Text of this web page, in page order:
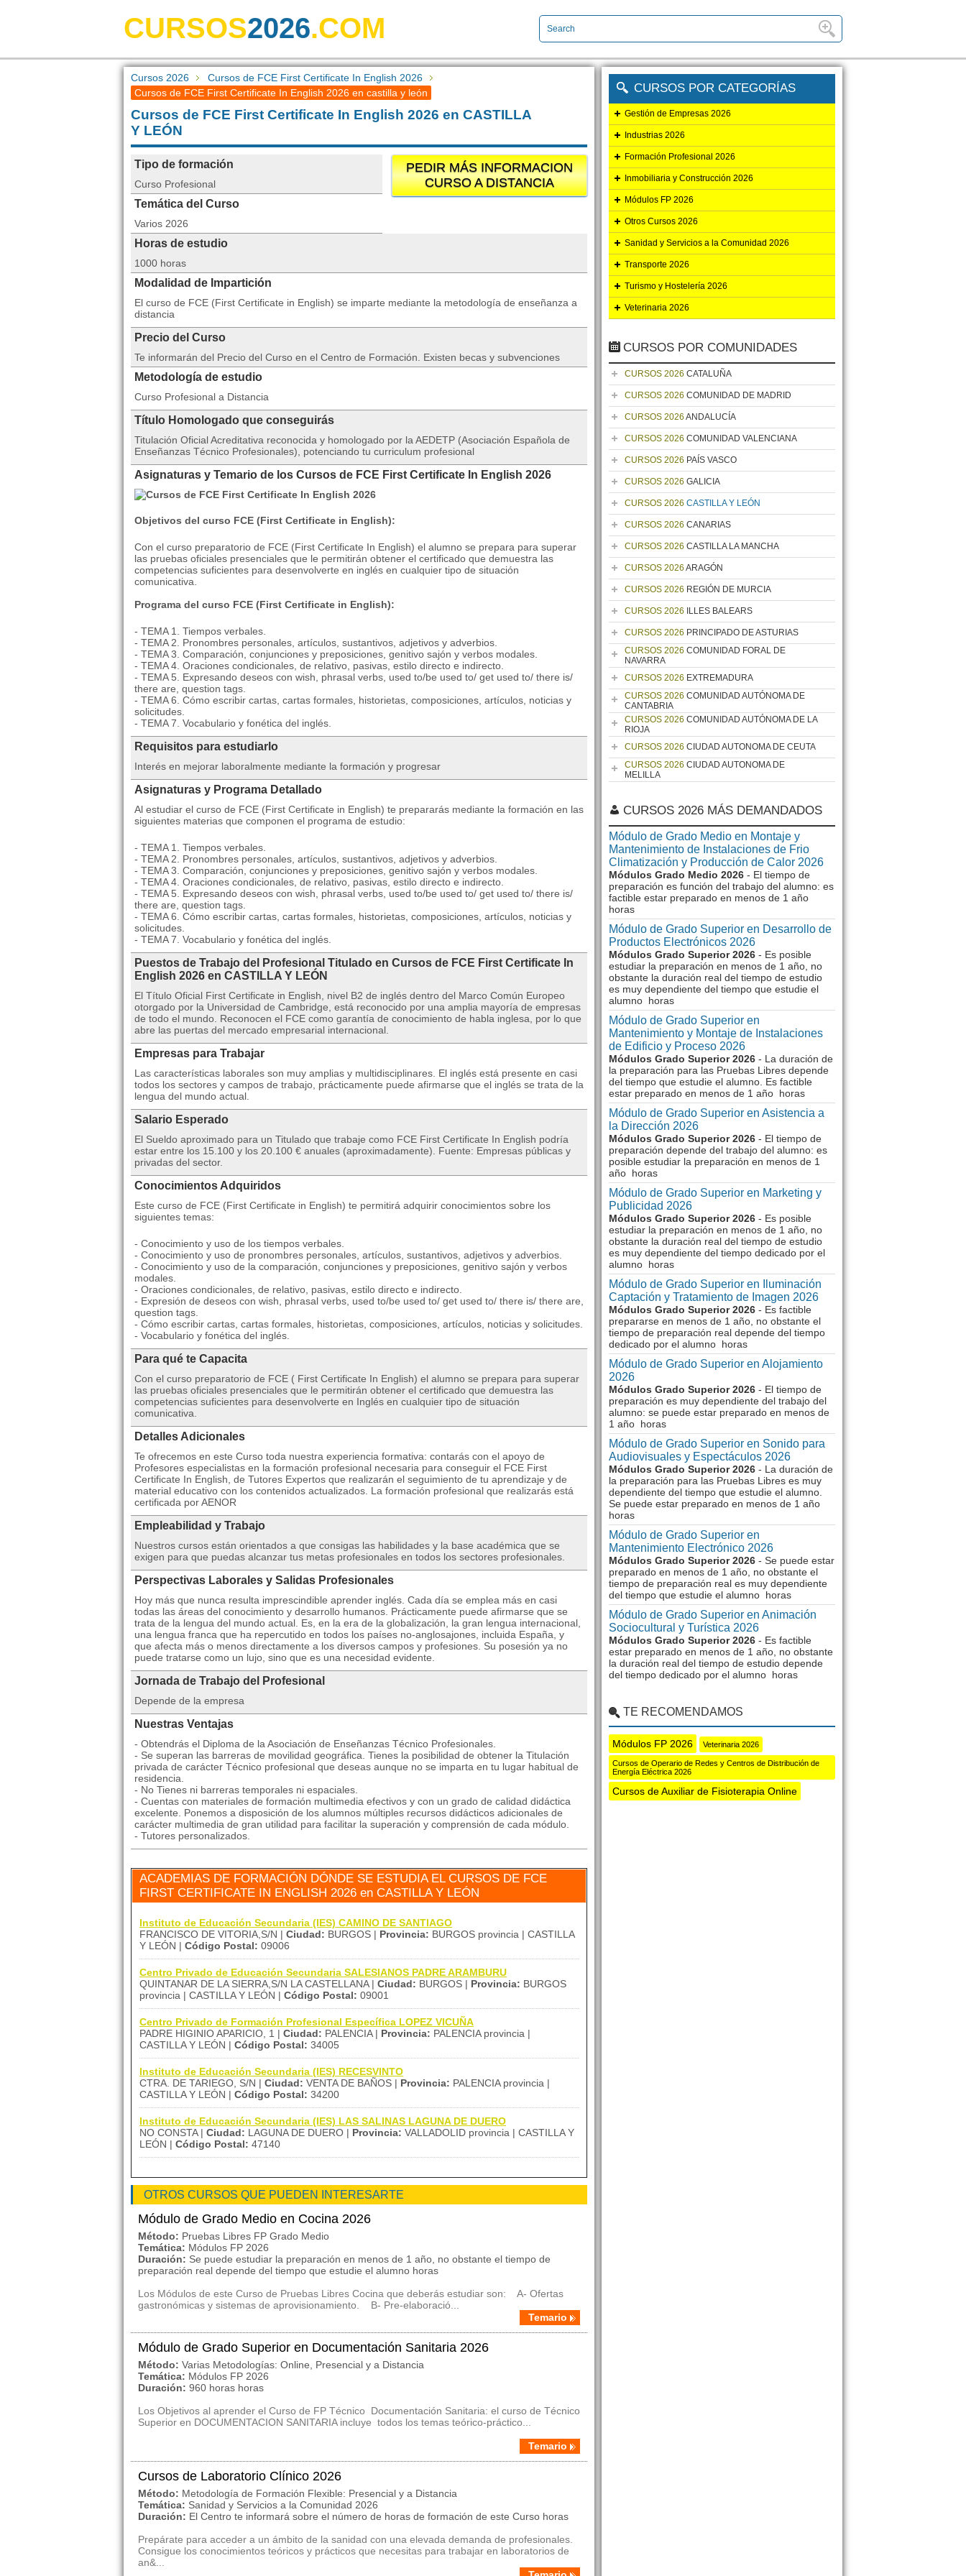
CURSOS2026.COM
Cursos 2026
Cursos de FCE First Certificate In English 2026
Cursos de FCE First Certificate In English 2026 en castilla y león
Cursos de FCE First Certificate In English 2026 en CASTILLA
Y LEÓN
PEDIR MÁS INFORMACION
CURSO A DISTANCIA
Tipo de formación
Curso Profesional
Temática del Curso
Varios 2026
Horas de estudio
1000 horas
Modalidad de Impartición
El curso de FCE (First Certificate in English) se imparte mediante la metodología de enseñanza a
distancia
Precio del Curso
Te informarán del Precio del Curso en el Centro de Formación. Existen becas y subvenciones
Metodología de estudio
Curso Profesional a Distancia
Título Homologado que conseguirás
Titulación Oficial Acreditativa reconocida y homologado por la AEDETP (Asociación Española de
Enseñanzas Técnico Profesionales), potenciando tu curriculum profesional
Asignaturas y Temario de los Cursos de FCE First Certificate In English 2026
Objetivos del curso FCE (First Certificate in English):
Con el curso preparatorio de FCE (First Certificate In English) el alumno se prepara para superar
las pruebas oficiales presenciales que le permitirán obtener el certificado que demuestra las
competencias suficientes para desenvolverte en inglés en cualquier tipo de situación
comunicativa.
Programa del curso FCE (First Certificate in English):
- TEMA 1. Tiempos verbales.
- TEMA 2. Pronombres personales, artículos, sustantivos, adjetivos y adverbios.
- TEMA 3. Comparación, conjunciones y preposiciones, genitivo sajón y verbos modales.
- TEMA 4. Oraciones condicionales, de relativo, pasivas, estilo directo e indirecto.
- TEMA 5. Expresando deseos con wish, phrasal verbs, used to/be used to/ get used to/ there is/
there are, question tags.
- TEMA 6. Cómo escribir cartas, cartas formales, historietas, composiciones, artículos, noticias y
solicitudes.
- TEMA 7. Vocabulario y fonética del inglés.
Requisitos para estudiarlo
Interés en mejorar laboralmente mediante la formación y progresar
Asignaturas y Programa Detallado
Al estudiar el curso de FCE (First Certificate in English) te prepararás mediante la formación en las
siguientes materias que componen el programa de estudio:
- TEMA 1. Tiempos verbales.
- TEMA 2. Pronombres personales, artículos, sustantivos, adjetivos y adverbios.
- TEMA 3. Comparación, conjunciones y preposiciones, genitivo sajón y verbos modales.
- TEMA 4. Oraciones condicionales, de relativo, pasivas, estilo directo e indirecto.
- TEMA 5. Expresando deseos con wish, phrasal verbs, used to/be used to/ get used to/ there is/
there are, question tags.
- TEMA 6. Cómo escribir cartas, cartas formales, historietas, composiciones, artículos, noticias y
solicitudes.
- TEMA 7. Vocabulario y fonética del inglés.
Puestos de Trabajo del Profesional Titulado en Cursos de FCE First Certificate In
English 2026 en CASTILLA Y LEÓN
El Título Oficial First Certificate in English, nivel B2 de inglés dentro del Marco Común Europeo
otorgado por la Universidad de Cambridge, está reconocido por una amplia mayoría de empresas
de todo el mundo. Reconocen el FCE como garantía de conocimiento de habla inglesa, por lo que
abre las puertas del mercado empresarial internacional.
Empresas para Trabajar
Las características laborales son muy amplias y multidisciplinares. El inglés está presente en casi
todos los sectores y campos de trabajo, prácticamente puede afirmarse que el inglés se trata de la
lengua del mundo actual.
Salario Esperado
El Sueldo aproximado para un Titulado que trabaje como FCE First Certificate In English podría
estar entre los 15.100 y los 20.100 € anuales (aproximadamente). Fuente: Empresas públicas y
privadas del sector.
Conocimientos Adquiridos
Este curso de FCE (First Certificate in English) te permitirá adquirir conocimientos sobre los
siguientes temas:
- Conocimiento y uso de los tiempos verbales.
- Conocimiento y uso de pronombres personales, artículos, sustantivos, adjetivos y adverbios.
- Conocimiento y uso de la comparación, conjunciones y preposiciones, genitivo sajón y verbos
modales.
- Oraciones condicionales, de relativo, pasivas, estilo directo e indirecto.
- Expresión de deseos con wish, phrasal verbs, used to/be used to/ get used to/ there is/ there are,
question tags.
- Cómo escribir cartas, cartas formales, historietas, composiciones, artículos, noticias y solicitudes.
- Vocabulario y fonética del inglés.
Para qué te Capacita
Con el curso preparatorio de FCE ( First Certificate In English) el alumno se prepara para superar
las pruebas oficiales presenciales que le permitirán obtener el certificado que demuestra las
competencias suficientes para desenvolverte en Inglés en cualquier tipo de situación
comunicativa.
Detalles Adicionales
Te ofrecemos en este Curso toda nuestra experiencia formativa: contarás con el apoyo de
Profesores especialistas en la formación profesional necesaria para conseguir el FCE First
Certificate In English, de Tutores Expertos que realizarán el seguimiento de tu aprendizaje y de
material educativo con los contenidos actualizados. La formación profesional que realizarás está
certificada por AENOR
Empleabilidad y Trabajo
Nuestros cursos están orientados a que consigas las habilidades y la base académica que se
exigen para que puedas alcanzar tus metas profesionales en todos los sectores profesionales.
Perspectivas Laborales y Salidas Profesionales
Hoy más que nunca resulta imprescindible aprender inglés. Cada dí­a se emplea más en casi
todas las áreas del conocimiento y desarrollo humanos. Prácticamente puede afirmarse que se
trata de la lengua del mundo actual. Es, en la era de la globalización, la gran lengua internacional,
una lengua franca que ha repercutido en todos los paí­ses no-anglosajones, incluida España, y
que afecta más o menos directamente a los diversos campos y profesiones. Su posesión ya no
puede tratarse como un lujo, sino que es una necesidad evidente.
Jornada de Trabajo del Profesional
Depende de la empresa
Nuestras Ventajas
- Obtendrás el Diploma de la Asociación de Enseñanzas Técnico Profesionales.
- Se superan las barreras de movilidad geográfica. Tienes la posibilidad de obtener la Titulación
privada de carácter Técnico profesional que deseas aunque no se imparta en tu lugar habitual de
residencia.
- No Tienes ni barreras temporales ni espaciales.
- Cuentas con materiales de formación multimedia efectivos y con un grado de calidad didáctica
excelente. Ponemos a disposición de los alumnos múltiples recursos didácticos adicionales de
carácter multimedia de gran utilidad para facilitar la superación y comprensión de cada módulo.
- Tutores personalizados.
ACADEMIAS DE FORMACIÓN DÓNDE SE ESTUDIA EL CURSOS DE FCE
FIRST CERTIFICATE IN ENGLISH 2026 en CASTILLA Y LEÓN
Instituto de Educación Secundaria (IES) CAMINO DE SANTIAGO
FRANCISCO DE VITORIA,S/N | Ciudad: BURGOS | Provincia: BURGOS provincia | CASTILLA
Y LEÓN | Código Postal: 09006
Centro Privado de Educación Secundaria SALESIANOS PADRE ARAMBURU
QUINTANAR DE LA SIERRA,S/N LA CASTELLANA | Ciudad: BURGOS | Provincia: BURGOS
provincia | CASTILLA Y LEÓN | Código Postal: 09001
Centro Privado de Formación Profesional Específica LOPEZ VICUÑA
PADRE HIGINIO APARICIO, 1 | Ciudad: PALENCIA | Provincia: PALENCIA provincia |
CASTILLA Y LEÓN | Código Postal: 34005
Instituto de Educación Secundaria (IES) RECESVINTO
CTRA. DE TARIEGO, S/N | Ciudad: VENTA DE BAÑOS | Provincia: PALENCIA provincia |
CASTILLA Y LEÓN | Código Postal: 34200
Instituto de Educación Secundaria (IES) LAS SALINAS LAGUNA DE DUERO
NO CONSTA | Ciudad: LAGUNA DE DUERO | Provincia: VALLADOLID provincia | CASTILLA Y
LEÓN | Código Postal: 47140
OTROS CURSOS QUE PUEDEN INTERESARTE
Módulo de Grado Medio en Cocina 2026
Método: Pruebas Libres FP Grado Medio
Temática: Módulos FP 2026
Duración: Se puede estudiar la preparación en menos de 1 año, no obstante el tiempo de
preparación real depende del tiempo que estudie el alumno horas
Los Módulos de este Curso de Pruebas Libres Cocina que deberás estudiar son: A- Ofertas
gastronómicas y sistemas de aprovisionamiento. B- Pre-elaboració...
Temario
Módulo de Grado Superior en Documentación Sanitaria 2026
Método: Varias Metodologías: Online, Presencial y a Distancia
Temática: Módulos FP 2026
Duración: 960 horas horas
Los Objetivos al aprender el Curso de FP Técnico Documentación Sanitaria: el curso de Técnico
Superior en DOCUMENTACION SANITARIA incluye todos los temas teórico-práctico...
Temario
Cursos de Laboratorio Clínico 2026
Método: Metodología de Formación Flexible: Presencial y a Distancia
Temática: Sanidad y Servicios a la Comunidad 2026
Duración: El Centro te informará sobre el número de horas de formación de este Curso horas
Prepárate para acceder a un ámbito de la sanidad con una elevada demanda de profesionales.
Consigue los conocimientos teóricos y prácticos que necesitas para trabajar en laboratorios de
an&...
CURSOS POR CATEGORÍAS
Gestión de Empresas 2026
Industrias 2026
Formación Profesional 2026
Inmobiliaria y Construcción 2026
Módulos FP 2026
Otros Cursos 2026
Sanidad y Servicios a la Comunidad 2026
Transporte 2026
Turismo y Hostelería 2026
Veterinaria 2026
CURSOS POR COMUNIDADES
CURSOS 2026 CATALUÑA
CURSOS 2026 COMUNIDAD DE MADRID
CURSOS 2026 ANDALUCÍA
CURSOS 2026 COMUNIDAD VALENCIANA
CURSOS 2026 PAÍS VASCO
CURSOS 2026 GALICIA
CURSOS 2026 CASTILLA Y LEÓN
CURSOS 2026 CANARIAS
CURSOS 2026 CASTILLA LA MANCHA
CURSOS 2026 ARAGÓN
CURSOS 2026 REGIÓN DE MURCIA
CURSOS 2026 ILLES BALEARS
CURSOS 2026 PRINCIPADO DE ASTURIAS
CURSOS 2026 COMUNIDAD FORAL DE
NAVARRA
CURSOS 2026 EXTREMADURA
CURSOS 2026 COMUNIDAD AUTÓNOMA DE
CANTABRIA
CURSOS 2026 COMUNIDAD AUTÓNOMA DE LA
RIOJA
CURSOS 2026 CIUDAD AUTONOMA DE CEUTA
CURSOS 2026 CIUDAD AUTONOMA DE
MELILLA
CURSOS 2026 MÁS DEMANDADOS
Módulo de Grado Medio en Montaje y
Mantenimiento de Instalaciones de Frio
Climatización y Producción de Calor 2026
Módulos Grado Medio 2026 - El tiempo de
preparación es función del trabajo del alumno: es
factible estar preparado en menos de 1 año
horas
Módulo de Grado Superior en Desarrollo de
Productos Electrónicos 2026
Módulos Grado Superior 2026 - Es posible
estudiar la preparación en menos de 1 año, no
obstante la duración real del tiempo de estudio
es muy dependiente del tiempo que estudie el
alumno horas
Módulo de Grado Superior en
Mantenimiento y Montaje de Instalaciones
de Edificio y Proceso 2026
Módulos Grado Superior 2026 - La duración de
la preparación para las Pruebas Libres depende
del tiempo que estudie el alumno. Es factible
estar preparado en menos de 1 año horas
Módulo de Grado Superior en Asistencia a
la Dirección 2026
Módulos Grado Superior 2026 - El tiempo de
preparación depende del trabajo del alumno: es
posible estudiar la preparación en menos de 1
año horas
Módulo de Grado Superior en Marketing y
Publicidad 2026
Módulos Grado Superior 2026 - Es posible
estudiar la preparación en menos de 1 año, no
obstante la duración real del tiempo de estudio
es muy dependiente del tiempo dedicado por el
alumno horas
Módulo de Grado Superior en Iluminación
Captación y Tratamiento de Imagen 2026
Módulos Grado Superior 2026 - Es factible
prepararse en menos de 1 año, no obstante el
tiempo de preparación real depende del tiempo
dedicado por el alumno horas
Módulo de Grado Superior en Alojamiento
2026
Módulos Grado Superior 2026 - El tiempo de
preparación es muy dependiente del trabajo del
alumno: se puede estar preparado en menos de
1 año horas
Módulo de Grado Superior en Sonido para
Audiovisuales y Espectáculos 2026
Módulos Grado Superior 2026 - La duración de
la preparación para las Pruebas Libres es muy
dependiente del tiempo que estudie el alumno.
Se puede estar preparado en menos de 1 año
horas
Módulo de Grado Superior en
Mantenimiento Electrónico 2026
Módulos Grado Superior 2026 - Se puede estar
preparado en menos de 1 año, no obstante el
tiempo de preparación real es muy dependiente
del tiempo que estudie el alumno horas
Módulo de Grado Superior en Animación
Sociocultural y Turística 2026
Módulos Grado Superior 2026 - Es factible
estar preparado en menos de 1 año, no obstante
la duración real del tiempo de estudio depende
del tiempo dedicado por el alumno horas
TE RECOMENDAMOS
Módulos FP 2026 Veterinaria 2026
Cursos de Operario de Redes y Centros de Distribución de
Energía Eléctrica 2026
Cursos de Auxiliar de Fisioterapia Online